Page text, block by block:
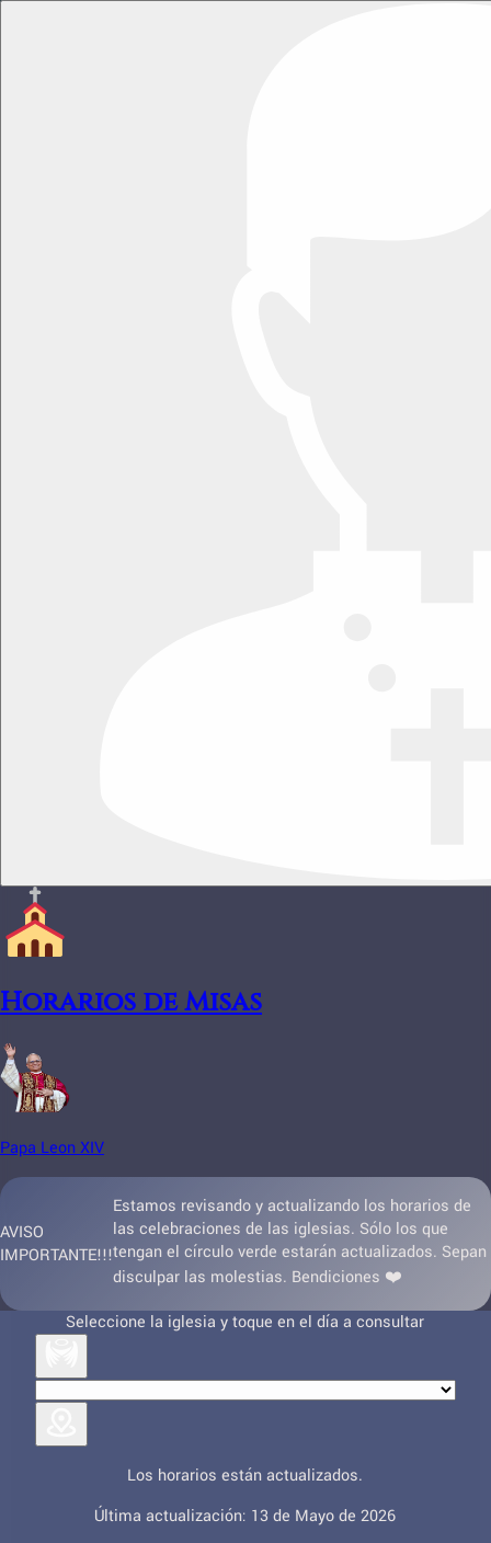
Horarios de Misas
Papa Leon XIV
AVISO
IMPORTANTE!!!
Estamos revisando y actualizando los horarios de
las celebraciones de las iglesias. Sólo los que
tengan el círculo verde estarán actualizados. Sepan
disculpar las molestias. Bendiciones ❤️
Seleccione la iglesia y toque en el día a consultar
Los horarios están actualizados.
Última actualización: 13 de Mayo de 2026